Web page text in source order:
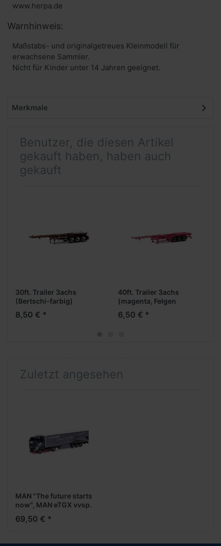
www.herpa.de
Warnhinweis:
Maßstabs- und originalgetreues Kleinmodell für
erwachsene Sammler.
Nicht für Kinder unter 14 Jahren geeignet.
Merkmale
Benutzer, die diesen Artikel
gekauft haben, haben auch
gekauft
30ft. Trailer 3achs
(Bertschi-farbig)
8,50 € *
40ft. Trailer 3achs
(magenta, Felgen
silber/schwarz)
6,50 € *
Zuletzt angesehen
MAN "The future starts
now", MAN eTGX vvsp.
Promotion-Modell --
69,50 € *